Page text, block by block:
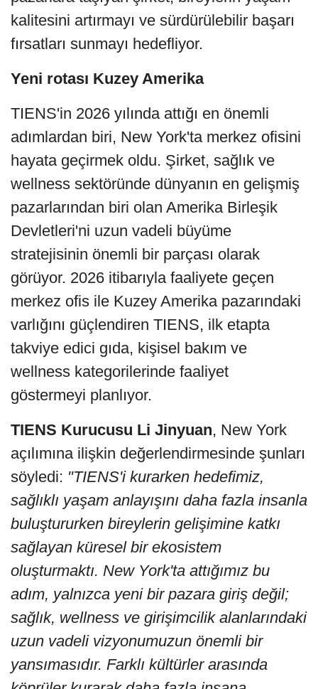
kalitesini artırmayı ve sürdürülebilir başarı
fırsatları sunmayı hedefliyor.
Yeni rotası Kuzey Amerika
TIENS'in 2026 yılında attığı en önemli
adımlardan biri, New York'ta merkez ofisini
hayata geçirmek oldu. Şirket, sağlık ve
wellness sektöründe dünyanın en gelişmiş
pazarlarından biri olan Amerika Birleşik
Devletleri'ni uzun vadeli büyüme
stratejisinin önemli bir parçası olarak
görüyor. 2026 itibarıyla faaliyete geçen
merkez ofis ile Kuzey Amerika pazarındaki
varlığını güçlendiren TIENS, ilk etapta
takviye edici gıda, kişisel bakım ve
wellness kategorilerinde faaliyet
göstermeyi planlıyor.
TIENS Kurucusu Li Jinyuan, New York
açılımına ilişkin değerlendirmesinde şunları
söyledi: "TIENS'i kurarken hedefimiz,
sağlıklı yaşam anlayışını daha fazla insanla
buluştururken bireylerin gelişimine katkı
sağlayan küresel bir ekosistem
oluşturmaktı. New York'ta attığımız bu
adım, yalnızca yeni bir pazara giriş değil;
sağlık, wellness ve girişimcilik alanlarındaki
uzun vadeli vizyonumuzun önemli bir
yansımasıdır. Farklı kültürler arasında